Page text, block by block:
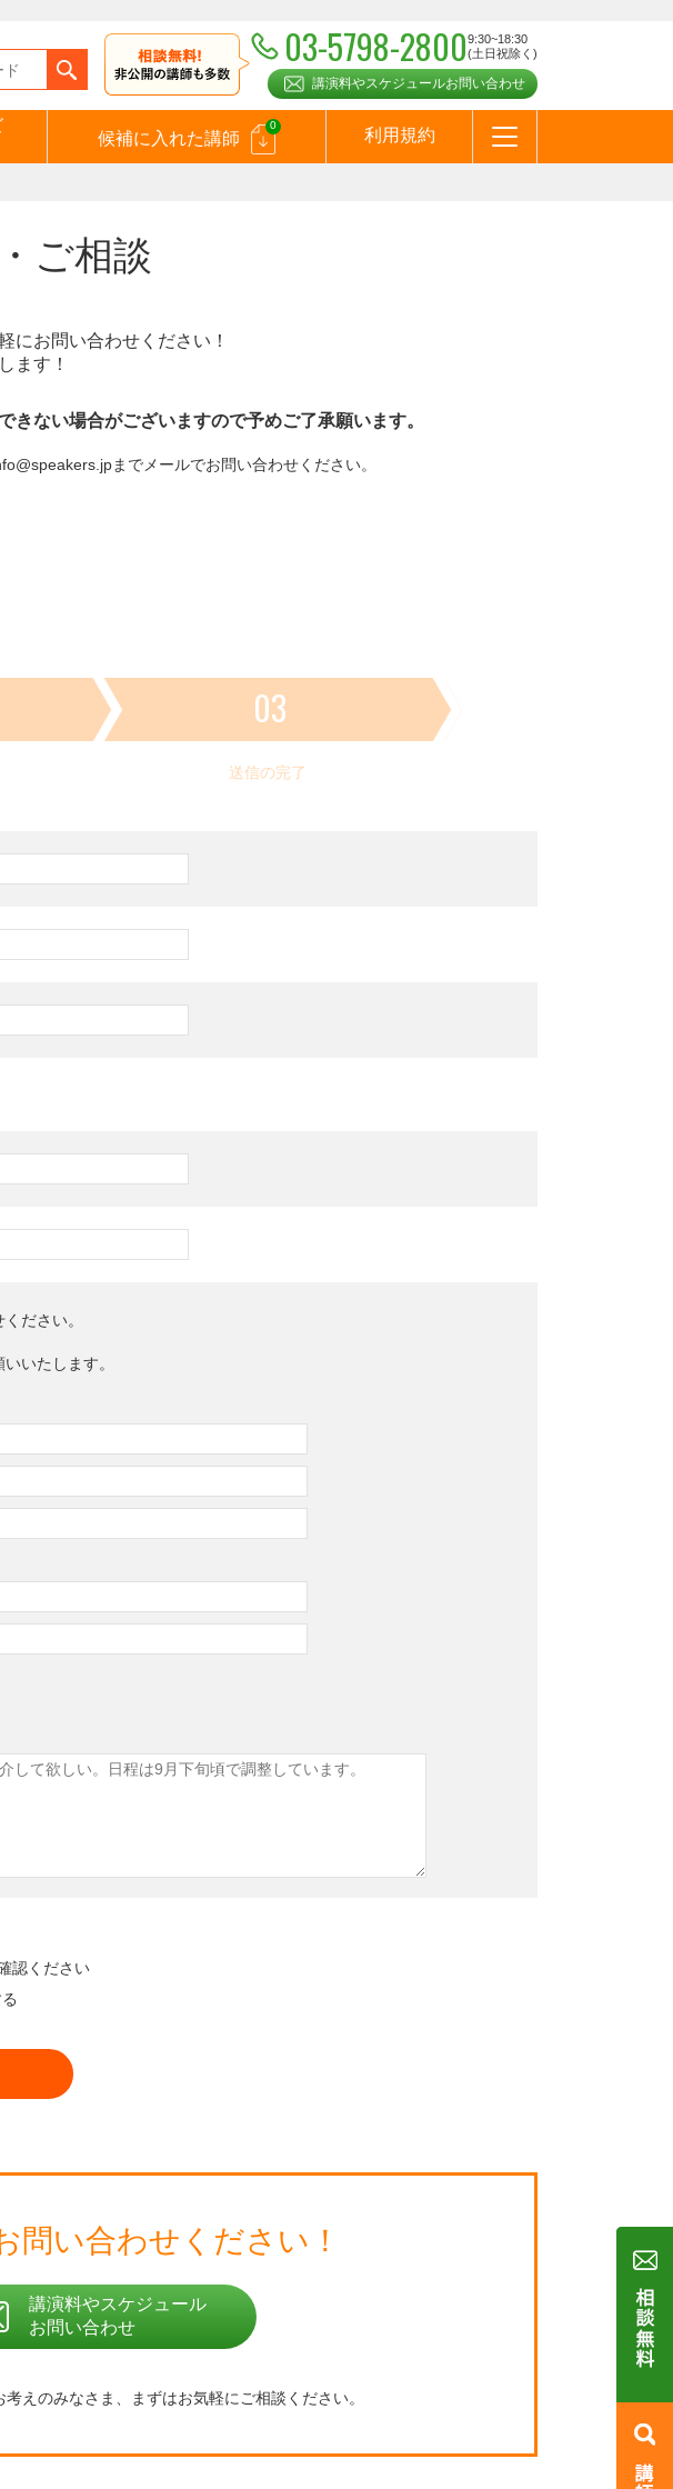
03-5798-28009:30~18:30
(土日祝除く)
講演料やスケジュールお問い合わせ
候補に入れた講師
0
利用規約
ご相談
にお問い合わせください！
ます！
ない場合がございますので予めご了承願います。
までメールでお問い合わせください。
03
送信の完了
ださい。
いたします。
認ください
問い合わせください！
講演料やスケジュール
お問い合わせ
えのみなさま、 まずはお気軽にご相談ください。